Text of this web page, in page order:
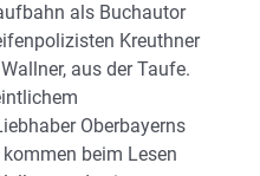
als Buchautor
Kreuthner
aus der Taufe.
Oberbayerns
beim Lesen